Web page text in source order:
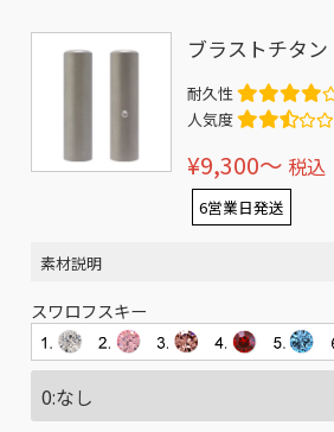
ブラストチタン
耐久性
人気度
¥9,300〜 税込
6営業日発送
素材説明
スワロフスキー